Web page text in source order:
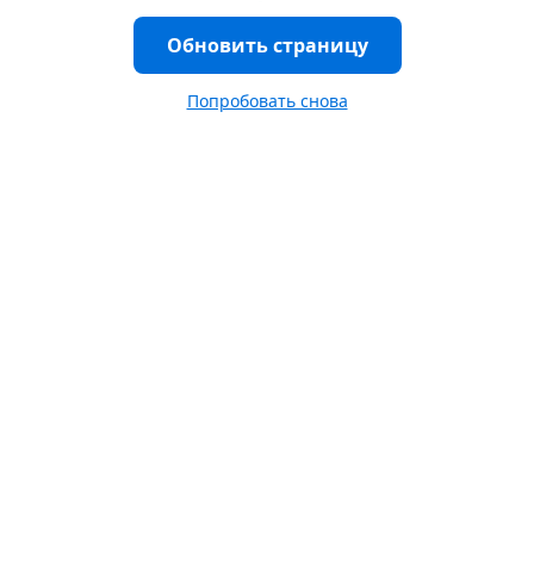
Обновить страницу
Попробовать снова